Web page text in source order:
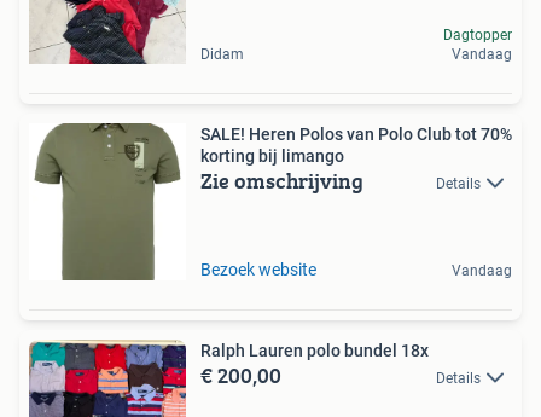
Didam
Dagtopper
Vandaag
SALE! Heren Polos van Polo Club tot 70%
korting bij limango
Zie omschrijving Details
Bezoek website Vandaag
Ralph Lauren polo bundel 18x
€ 200,00 Details